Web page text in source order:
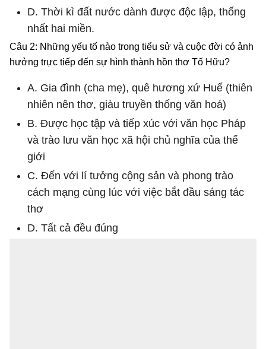
D. Thời kì đất nước dành được độc lập, thống
nhất hai miền.
Câu 2: Những yếu tố nào trong tiểu sử và cuộc đời có ảnh
hưởng trực tiếp đến sự hình thành hồn thơ Tố Hữu?
A. Gia đình (cha mẹ), quê hương xứ Huế (thiên
nhiên nên thơ, giàu truyền thống văn hoá)
B. Được học tập và tiếp xúc với văn học Pháp
và trào lưu văn học xã hội chủ nghĩa của thế
giới
C. Đến với lí tưởng cộng sản và phong trào
cách mạng cùng lúc với việc bắt đầu sáng tác
thơ
D. Tất cả đều đúng